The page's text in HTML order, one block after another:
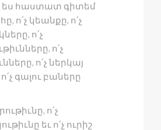
ես հաստատ գիտեմ
ո՛չ կեանքը, ո՛չ
ո՛չ
ո՛չ
ո՛չ ներկայ
գալու բաները
ո՛չ
եւ ո՛չ ուրիշ